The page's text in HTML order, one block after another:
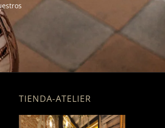
TIENDA-ATELIER